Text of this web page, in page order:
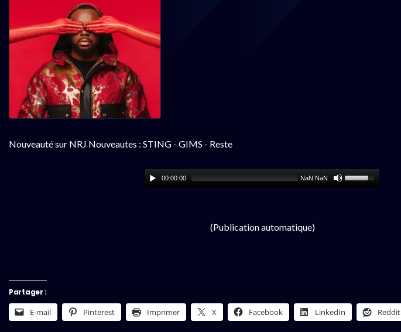
Nouveauté sur NRJ Nouveautes : STING - GIMS - Reste
00:00:00 NaN:NaN
(Publication automatique)
Partager :
E-mail Pinterest Imprimer X Facebook LinkedIn Reddit